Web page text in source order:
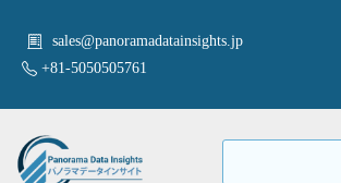
sales@panoramadatainsights.jp
+81-5050505761